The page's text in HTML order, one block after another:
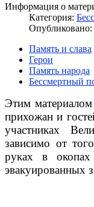
Информация о
Категория:
Опубликовано:
Память и слава
Герои
Память народа
Бессмертный
Этим
прихожан и
участниках
зависимо от
руках в
эвакуированных